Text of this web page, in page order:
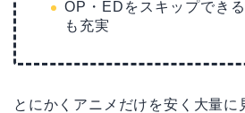
OP・EDをスキップでき
も充実
とにかくアニメだけを安く大量に